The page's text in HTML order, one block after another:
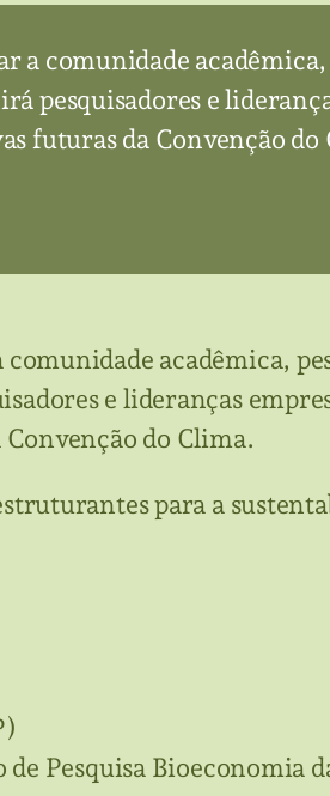
a comunidade
pesquisadores e
futuras da Convenção
acadêmica,
e lideranças
Convenção do Clima.
para a
de Pesquisa Bioeconomia